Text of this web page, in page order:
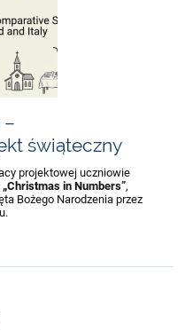
świąteczny
projektowej uczniowie
„Christmas in Numbers”,
Bożego Narodzenia przez